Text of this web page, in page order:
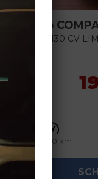
Jeep
1.3 T4 130 CV
72.960 km